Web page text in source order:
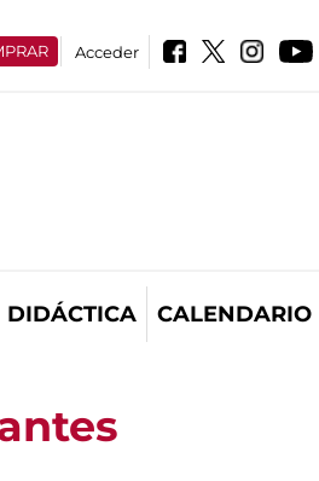
Acceder
DIDÁCTICA CALENDARIO